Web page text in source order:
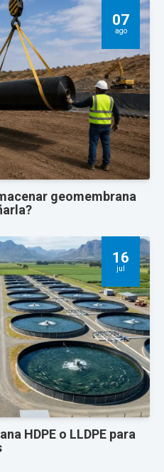
07
ago
geomembrana
16
jul
HDPE o LLDPE para